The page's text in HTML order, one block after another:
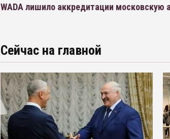
WADA лишило аккредитации московскую
Сейчас на главной